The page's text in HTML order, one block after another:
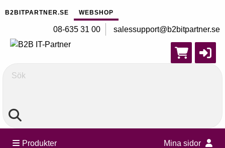
B2BITPARTNER.SE WEBSHOP
08-635 31 00 salessupport@b2bitpartner.se
Sök
Produkter Mina sidor